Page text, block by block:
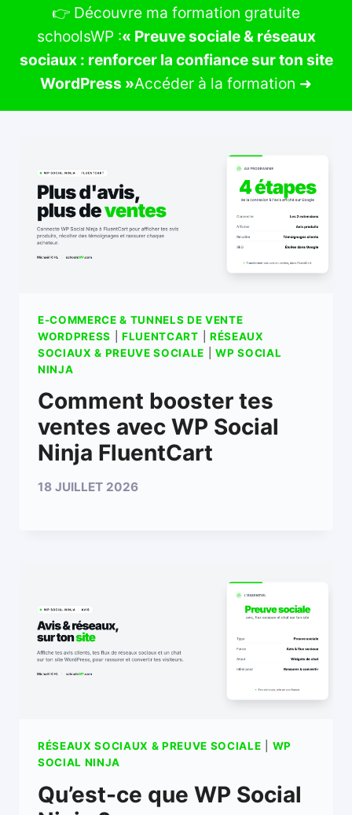
👉 Découvre ma formation gratuite
schoolsWP :« Preuve sociale & réseaux
sociaux : renforcer la confiance sur ton site
WordPress »Accéder à la formation ➜
E-COMMERCE & TUNNELS DE VENTE
WORDPRESS |FLUENTCART
RÉSEAUX
SOCIAUX & PREUVE SOCIALE |WP SOCIAL
NINJA
Comment booster tes
ventes avec WP Social
Ninja FluentCart
18 JUILLET 2026
RÉSEAUX SOCIAUX & PREUVE SOCIALE
WP
SOCIAL NINJA
Qu’est-ce que WP Social